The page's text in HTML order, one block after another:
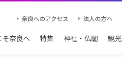
奈良へのアクセス 法人の方へ
そ奈良へ 特集 神社・仏閣 観光